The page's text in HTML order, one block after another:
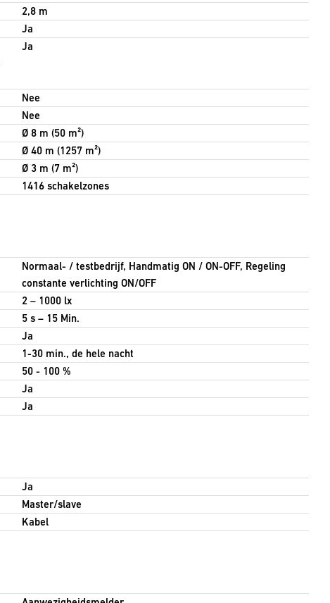
2,8 m
Ja
Ja
Nee
Nee
Ø 8 m (50 m²)
Ø 40 m (1257 m²)
Ø 3 m (7 m²)
1416 schakelzones
Normaal- / testbedrijf, Handmatig ON / ON-OFF, Regeling
constante verlichting ON/OFF
2 – 1000 lx
5 s – 15 Min.
Ja
1-30 min., de hele nacht
50 - 100 %
Ja
Ja
Ja
Master/slave
Kabel